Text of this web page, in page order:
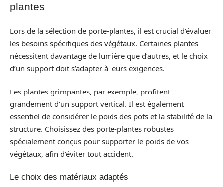
plantes
Lors de la sélection de porte-plantes, il est crucial d’évaluer
les besoins spécifiques des végétaux. Certaines plantes
nécessitent davantage de lumière que d’autres, et le choix
d’un support doit s’adapter à leurs exigences.
Les plantes grimpantes, par exemple, profitent
grandement d’un support vertical. Il est également
essentiel de considérer le poids des pots et la stabilité de la
structure. Choisissez des porte-plantes robustes
spécialement conçus pour supporter le poids de vos
végétaux, afin d’éviter tout accident.
Le choix des matériaux adaptés